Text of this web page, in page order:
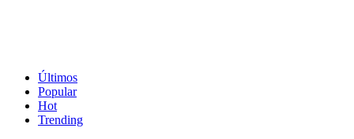
Últimos
Popular
Hot
Trending